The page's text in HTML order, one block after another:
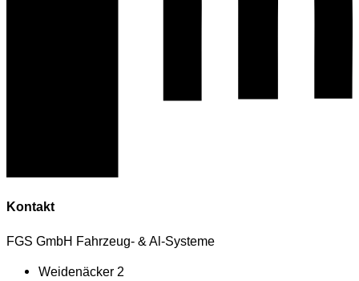
Kontakt
FGS GmbH Fahrzeug- & Al-Systeme
Weidenäcker 2